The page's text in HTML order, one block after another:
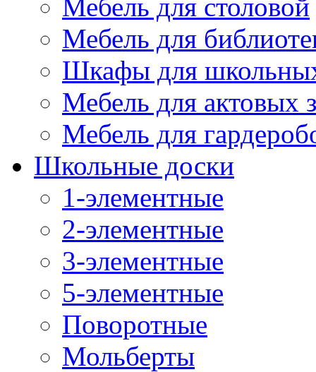
Мебель для столовой
Мебель для
Шкафы для
Мебель для актовых
Мебель для
Школьные доски
1-элементные
2-элементные
3-элементные
5-элементные
Поворотные
Мольберты